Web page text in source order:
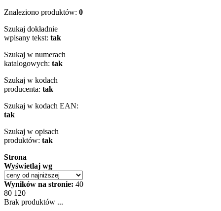
Znaleziono produktów: 0
Szukaj dokładnie
wpisany tekst: tak
Szukaj w numerach
katalogowych: tak
Szukaj w kodach
producenta: tak
Szukaj w kodach EAN:
tak
Szukaj w opisach
produktów: tak
Strona
Wyświetlaj wg
Wyników na stronie: 40
80 120
Brak produktów ...